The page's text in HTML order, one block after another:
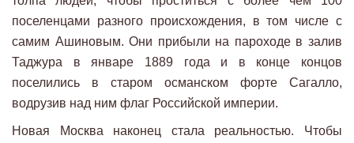
поселенцами разного происхождения, в том числе с
самим Ашиновым. Они прибыли на пароходе в залив
Таджура в январе 1889 года и в конце концов
поселились в старом османском форте Сагалло,
водрузив над ним флаг Российской империи.
Новая Москва наконец стала реальностью. Чтобы